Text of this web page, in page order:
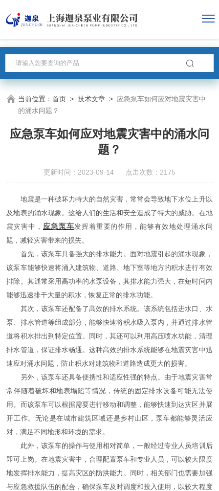
当前位置：首页 >技术文章 > 应急泵车如何应对地震灾害中
的涌水问题？
应急泵车如何应对地震灾害中的涌水问
题？
更新时间：2023-09-14 点击次数：2175
地震是一种破坏力特大的自然灾害，常常会导致地下水位上升以
及地表的涌水现象。这给人们的生活和安全造成了特大的威胁。在地
震灾害中， 应急泵车发挥着重要的作用，能够有效地处理涌水问
题，减轻灾害带来的损失。
首先，该泵车具备强大的排水能力。面对地震引起的涌水现象，
该泵车能够快速将涌入建筑物、道路、地下室等地方的积水进行有效
排除。其通常采用高功率的水泵设备，其排水能力强大，在短时间内
能够迅速排干大量的积水，恢复正常的排水功能。
其次，该泵车还配备了高效的排水系统。该系统包括进水口、水
泵、排水管道等组成部分，能够快速将积水吸入泵内，并通过排水管
道将积水排出到特定位置。同时，其还可以利用高压喷水功能，清理
排水管道，保证排水畅通。这种高效的排水系统能够在地震灾害中迅
速应对涌水问题，防止积水对建筑物和道路造成更大的损害。
另外，该泵车还具备便携性和适应性强的特点。由于地震灾害常
常伴随着破坏和地表塌陷等情况，传统的固定排水设备可能无法使
用。而该泵车可以根据需要进行移动和调整，能够快速到达灾区并展
开工作。无论是在城市建筑区域还是乡村山区，泵车都能够灵活应
对，满足不同地形和环境的需求。
此外，该泵车的操作与使用相对简单，一般经过专业人员培训后
即可上岗。在地震灾害中，合理配置泵车和专业人员，可以较大限度
地发挥排水能力，提高灾区的防洪能力。同时，相关部门也需要加强
与应急救援队伍的配合，确保泵车及时调度和投入使用，以较大程度